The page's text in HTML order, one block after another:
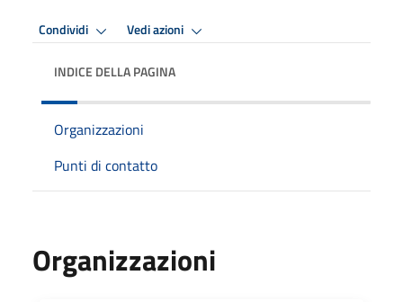
Condividi Vedi azioni
INDICE DELLA PAGINA
Organizzazioni
Punti di contatto
Organizzazioni